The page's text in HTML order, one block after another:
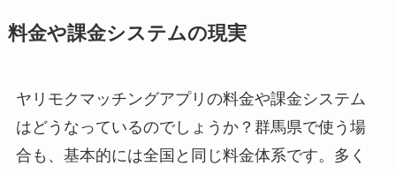
料金や課金システムの現実
ヤリモクマッチングアプリの料金や課金システム
はどうなっているのでしょうか？群馬県で使う場
合も、基本的には全国と同じ料金体系です。多く